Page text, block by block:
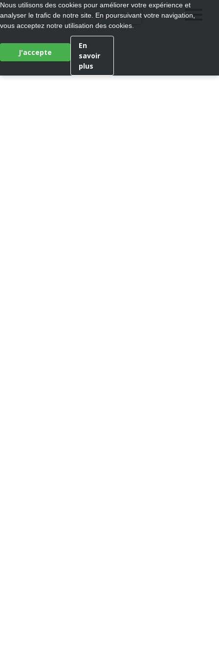
MEDIWALK®
Nous utilisons des cookies pour améliorer votre expérience et
analyser le trafic de notre site. En poursuivant votre navigation,
vous acceptez notre utilisation des cookies.
J'accepte
En
savoir
plus